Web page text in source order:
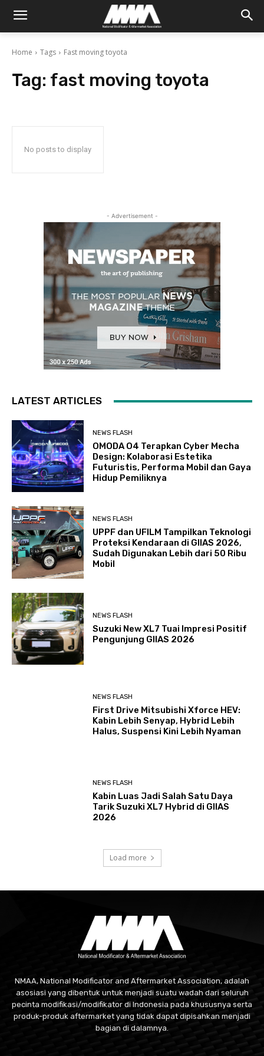
Home Tags Fast moving toyota
Tag: fast moving toyota
No posts to display
- Advertisement -
LATEST ARTICLES
NEWS FLASH
OMODA O4 Terapkan Cyber Mecha
Design: Kolaborasi Estetika
Futuristis, Performa Mobil dan Gaya
Hidup Pemiliknya
NEWS FLASH
UPPF dan UFILM Tampilkan Teknologi
Proteksi Kendaraan di GIIAS 2026,
Sudah Digunakan Lebih dari 50 Ribu
Mobil
NEWS FLASH
Suzuki New XL7 Tuai Impresi Positif
Pengunjung GIIAS 2026
NEWS FLASH
First Drive Mitsubishi Xforce HEV:
Kabin Lebih Senyap, Hybrid Lebih
Halus, Suspensi Kini Lebih Nyaman
NEWS FLASH
Kabin Luas Jadi Salah Satu Daya
Tarik Suzuki XL7 Hybrid di GIIAS
2026
Load more
NMAA, National Modificator and Aftermarket Association, adalah
asosiasi yang dibentuk untuk menjadi suatu wadah dari seluruh
pecinta modifikasi/modifikator di Indonesia pada khususnya serta
produk-produk aftermarket yang tidak dapat dipisahkan menjadi
bagian di dalamnya.